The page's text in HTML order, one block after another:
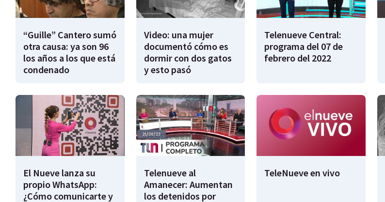
“Guille” Cantero sumó
otra causa: ya son 96
los años a los que está
condenado
Video: una mujer
documentó cómo es
dormir con dos gatos
y esto pasó
Telenueve Central:
programa del 07 de
febrero del 2022
El Nueve lanza su
propio WhatsApp:
¿Cómo comunicarte y
Telenueve al
Amanecer: Aumentan
los detenidos por
TeleNueve en vivo